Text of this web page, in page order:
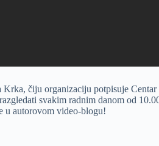
Krka, čiju organizaciju potpisuje
svakim radnim danom od
u autorovom video-blogu!